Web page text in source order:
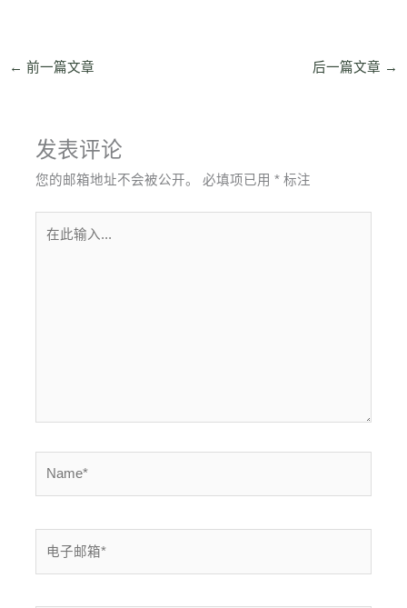
← 前一篇文章 后一篇文章 →
发表评论
您的邮箱地址不会被公开。 必填项已用* 标注